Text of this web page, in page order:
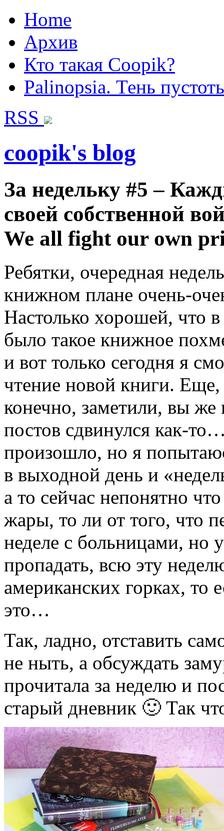
Home
Архив
Кто такая Coopik?
Palinopsia. Тень
RSS
coopik's blog
За недельку #5 –
своей собственной
We all fight our own
Ребятки, очередная
книжном плане очень-
Настолько хорошей, что
было такое книжное
и вот только сегодня я
чтение новой книги.
конечно, заметили, вы же
постов сдвинулся как-
произошло, но я
в выходной день и
а то сейчас непонятно
жары, то ли от того, что
неделе с больницами, но
пропадать, всю эту
американских горках, то
это…
Так, ладно, отставить
не ныть, а обсуждать
прочитала за неделю и
старый дневник 🙂 Так